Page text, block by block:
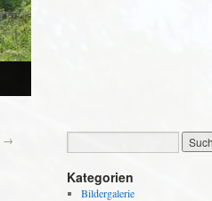
→
Kategorien
Bildergalerie